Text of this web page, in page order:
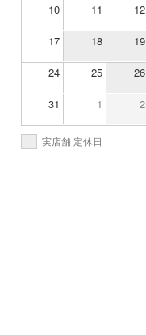
10 11 12
17 18 19
24 25 26
31 1 2
実店舗 定休日